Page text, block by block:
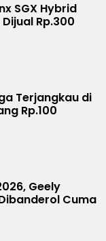
SGX Hybrid
Rp.300
Terjangkau di
Rp.100
Geely
Cuma